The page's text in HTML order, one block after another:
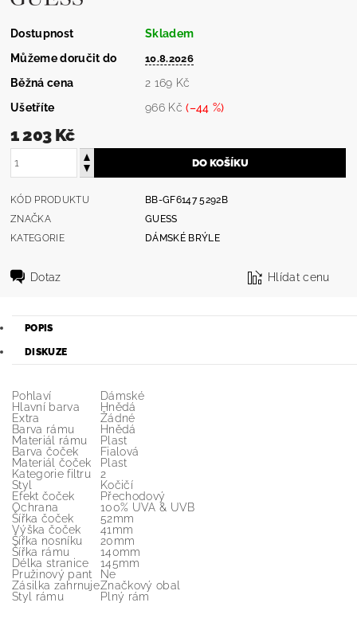
Dostupnost
Skladem
Můžeme doručit do
10.8.2026
Běžná cena
2 169 Kč
Ušetříte
966 Kč(–44 %)
1 203 Kč
KÓD PRODUKTU
BB-GF6147 5292B
ZNAČKA
GUESS
KATEGORIE
DÁMSKÉ BRÝLE
Dotaz Hlídat cenu
POPIS
DISKUZE
Pohlaví
Dámské
Hlavní barva
Hnědá
Extra
Žádné
Barva rámu
Hnědá
Materiál rámu
Plast
Barva čoček
Fialová
Materiál čoček
Plast
Kategorie filtru
2
Styl
Kočičí
Efekt čoček
Přechodový
Ochrana
100% UVA & UVB
Šířka čoček
52mm
Výška čoček
41mm
Šířka nosníku
20mm
Šířka rámu
140mm
Délka stranice
145mm
Pružinový pant
Ne
Zásilka zahrnujeZnačkový obal
Styl rámu
Plný rám